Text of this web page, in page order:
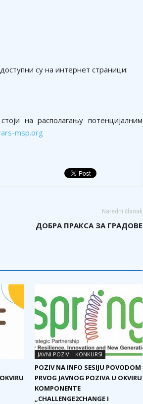
су на интернет страници:
стоји на располагању потенцијалним
msp.org
Naredni članak
ДОБРА ПРАКСА ЗА ГРАДОВЕ
JAVNI POZIVI I KONKURSI
POZIV NA INFO SESIJU POVODOM
PRVOG JAVNOG POZIVA U OKVIRU
KOMPONENTE
„CHALLENGE2CHANGE I